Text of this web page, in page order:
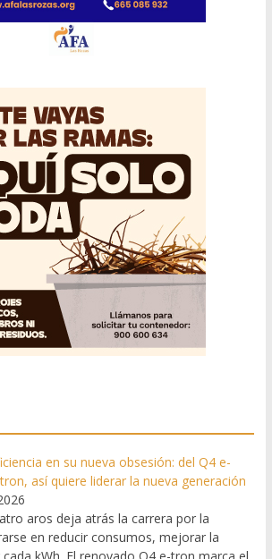
en su nueva obsesión: del Q4 e-
así quiere liderar la nueva generación
aros deja atrás la carrera por la
en reducir consumos, mejorar la